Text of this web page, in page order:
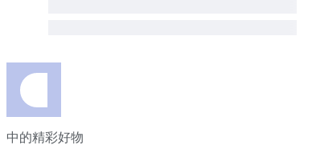
中的精彩好物